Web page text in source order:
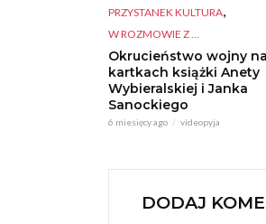
PRZYSTANEK KULTURA,
W ROZMOWIE Z ...
Okrucieństwo wojny na
kartkach książki Anety
Wybieralskiej i Janka
Sanockiego
6 miesięcy ago videopyja
DODAJ